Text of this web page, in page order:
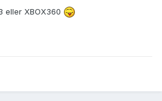
eller XBOX360